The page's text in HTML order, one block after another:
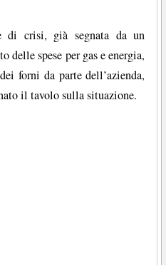
di crisi, già segnata da un
delle spese per gas e energia,
forni da parte dell’azienda,
il tavolo sulla situazione.